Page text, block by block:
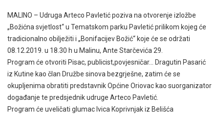
MALINO – Udruga Arteco Pavletić poziva na otvorenje izložbe
„Božićna svjetlost“ u Tematskom parku Pavletić prilikom kojeg će
tradicionalno obilježiti i „Bonifacijev Božić“ koje će se održati
08.12.2019. u 18.30 h u Malinu, Ante Starčevića 29.
Program će otvoriti Pisac, publicist,povjesničar… Dragutin Pasarić
iz Kutine kao član Družbe sinova bezgrješne, zatim će se
okupljenima obratiti predstavnik Općine Oriovac kao suorganizator
događanje te predsjednik udruge Arteco Pavletić.
Program će uveličati glumac Ivica Koprivnjak iz Belišća